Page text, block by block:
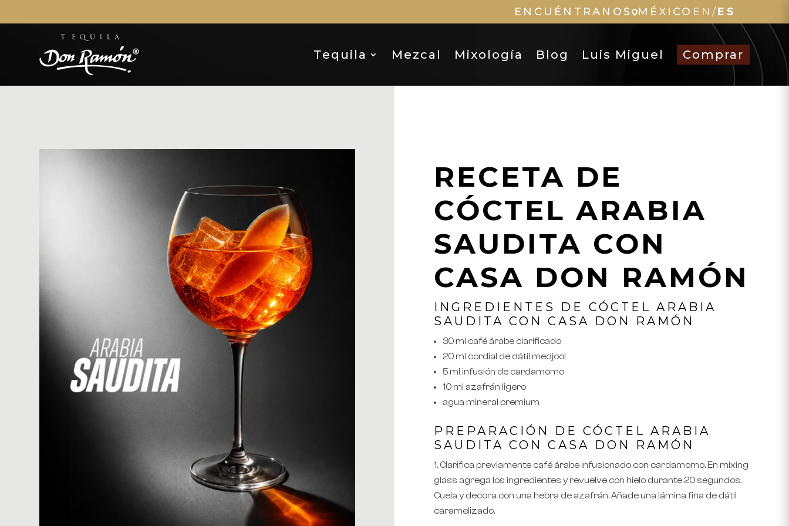
ENCUÉNTRANOS MÉXICO EN/ES
Tequila Mezcal Mixología Blog Luis Miguel Comprar
RECETA DE
CÓCTEL ARABIA
SAUDITA CON
CASA DON RAMÓN
INGREDIENTES DE CÓCTEL ARABIA
SAUDITA CON CASA DON RAMÓN
30 ml café árabe clarificado
20 ml cordial de dátil medjool
5 ml infusión de cardamomo
10 ml azafrán ligero
agua mineral premium
PREPARACIÓN DE CÓCTEL ARABIA
SAUDITA CON CASA DON RAMÓN
Clarifica previamente café árabe infusionado con cardamomo. En mixing
glass agrega los ingredientes y revuelve con hielo durante 20 segundos.
Cuela y decora con una hebra de azafrán. Añade una lámina fina de dátil
caramelizado.